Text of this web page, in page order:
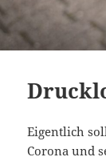
Eigentlich
Corona und